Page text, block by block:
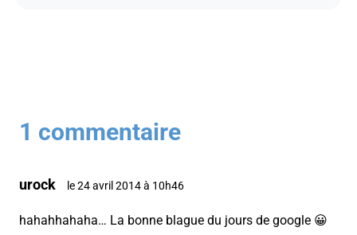
1 commentaire
urock le 24 avril 2014 à 10h46
hahahhahaha… La bonne blague du jours de google 😀